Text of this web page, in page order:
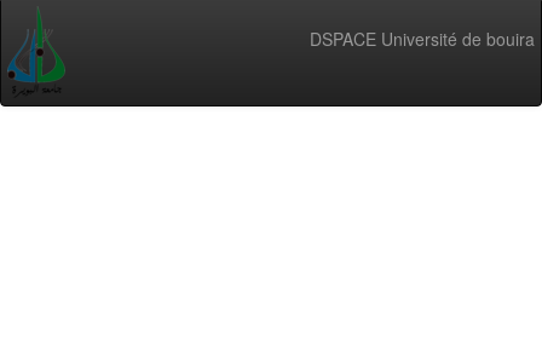
DSPACE Université de bouira